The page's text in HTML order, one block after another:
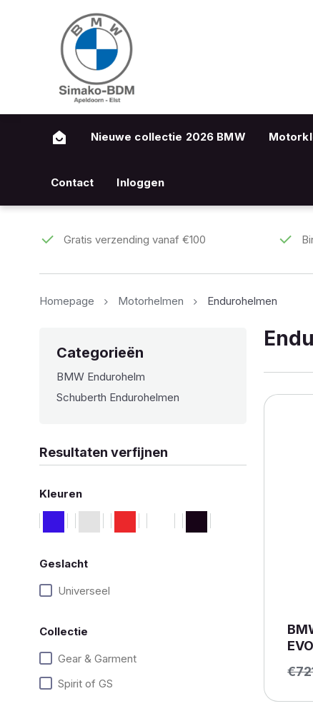
Nieuwe collectie 2026 BMW
Contact Inloggen
Gratis verzending vanaf €100
Homepage Motorhelmen Endurohelmen
€
Categorieën
BMW Endurohelm
Schuberth Endurohelmen
Resultaten verfijnen
Kleuren
Geslacht
Universeel
Collectie
Gear & Garment
Spirit of GS